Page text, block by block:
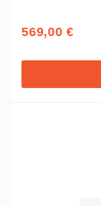
569,00 €